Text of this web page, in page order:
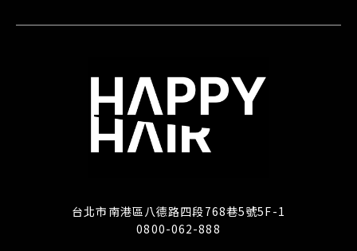
台北市南港區八德路四段768巷5號5F-1
0800-062-888